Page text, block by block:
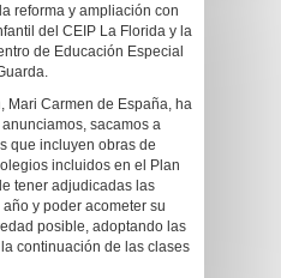
reforma y ampliación con
del CEIP La Florida y la
de Educación Especial
Mari Carmen de España, ha
sacamos a
que incluyen obras de
incluidos en el Plan
tener adjudicadas las
y poder acometer su
posible, adoptando las
continuación de las clases